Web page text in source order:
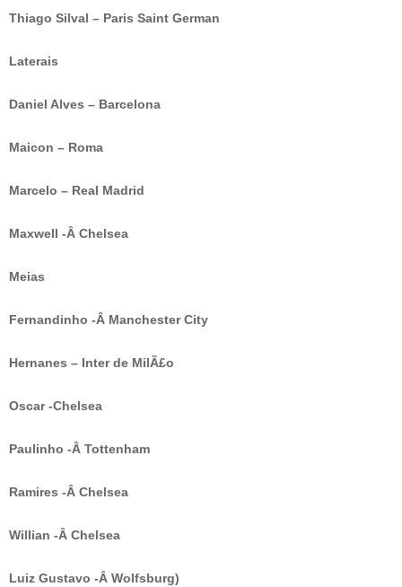
Thiago Silval – Paris Saint German
Laterais
Daniel Alves – Barcelona
Maicon – Roma
Marcelo – Real Madrid
Maxwell -Â Chelsea
Meias
Fernandinho -Â Manchester City
Hernanes – Inter de MilÃ£o
Oscar -Chelsea
Paulinho -Â Tottenham
Ramires -Â Chelsea
Willian -Â Chelsea
Luiz Gustavo -Â Wolfsburg)